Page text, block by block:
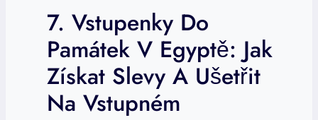
7.‍ Vstupenky Do
Památek V Egyptě: Jak
Získat Slevy⁢ A Ušetřit
Na Vstupném